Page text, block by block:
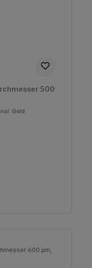
500
Gold